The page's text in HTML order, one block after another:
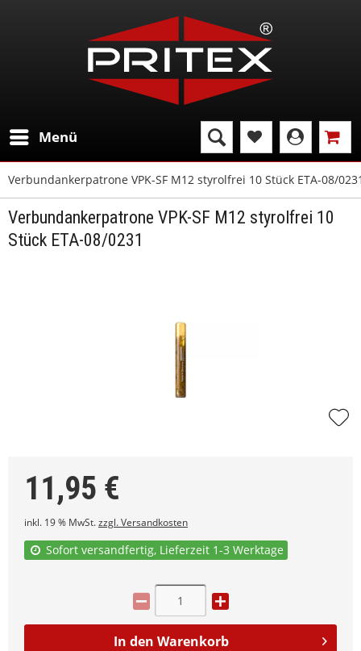
Menü
Verbundankerpatrone VPK-SF M12 styrolfrei 10 Stück ETA-08/
Verbundankerpatrone VPK-SF M12 styrolfrei 10
Stück ETA-08/0231
11,95 €
inkl. 19 % MwSt.zzgl. Versandkosten
Sofort versandfertig, Lieferzeit 1-3 Werktage
In den Warenkorb